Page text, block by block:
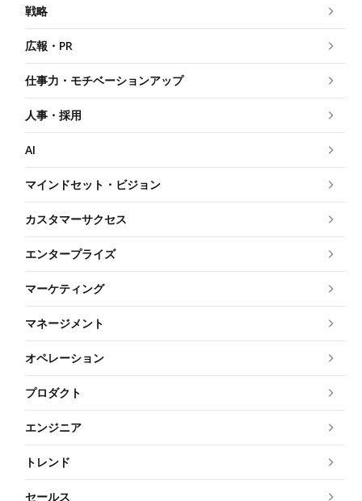
戦略
広報・PR
仕事力・モチベーションアップ
人事・採用
AI
マインドセット・ビジョン
カスタマーサクセス
エンタープライズ
マーケティング
マネージメント
オペレーション
プロダクト
エンジニア
トレンド
セールス